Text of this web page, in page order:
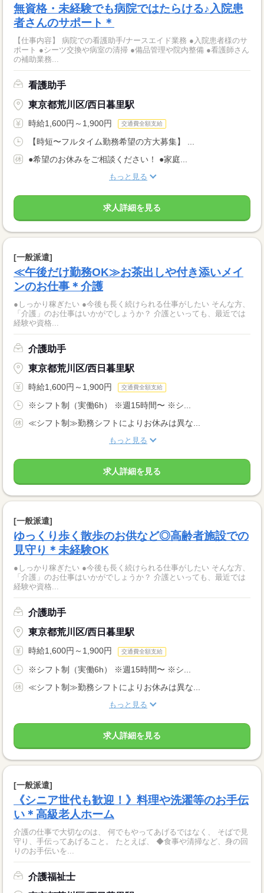
無資格・未経験でも病院ではたらける♪入院患
者さんのサポート＊
【仕事内容】 病院での看護助手/ナースエイド業務 ●入院患者様のサ
ポート ●シーツ交換や病室の清掃 ●備品管理や院内整備 ●看護師さん
の補助業務...
看護助手
東京都荒川区/西日暮里駅
時給1,600円～1,900円 交通費全額支給
【時短〜フルタイム勤務希望の方大募集】 ...
●希望のお休みをご相談ください！ ●家庭...
もっと見る
求人詳細を見る
[一般派遣]
≪午後だけ勤務OK≫お茶出しや付き添いメイ
ンのお仕事＊介護
●しっかり稼ぎたい ●今後も長く続けられる仕事がしたい そんな方、
「介護」のお仕事はいかがでしょうか？ 介護といっても、最近では
経験や資格...
介護助手
東京都荒川区/西日暮里駅
時給1,600円～1,900円 交通費全額支給
※シフト制（実働6h） ※週15時間〜 ※シ...
≪シフト制≫勤務シフトによりお休みは異な...
もっと見る
求人詳細を見る
[一般派遣]
ゆっくり歩く散歩のお供など◎高齢者施設での
見守り＊未経験OK
●しっかり稼ぎたい ●今後も長く続けられる仕事がしたい そんな方、
「介護」のお仕事はいかがでしょうか？ 介護といっても、最近では
経験や資格...
介護助手
東京都荒川区/西日暮里駅
時給1,600円～1,900円 交通費全額支給
※シフト制（実働6h） ※週15時間〜 ※シ...
≪シフト制≫勤務シフトによりお休みは異な...
もっと見る
求人詳細を見る
[一般派遣]
《シニア世代も歓迎！》料理や洗濯等のお手伝
い＊高級老人ホーム
介護の仕事で大切なのは、 何でもやってあげるではなく、 そばで見
守り、手伝ってあげること。 たとえば、 ◆食事や清掃など、身の回
りのお手伝いを...
介護福祉士